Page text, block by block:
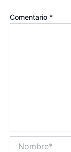
Comentario *